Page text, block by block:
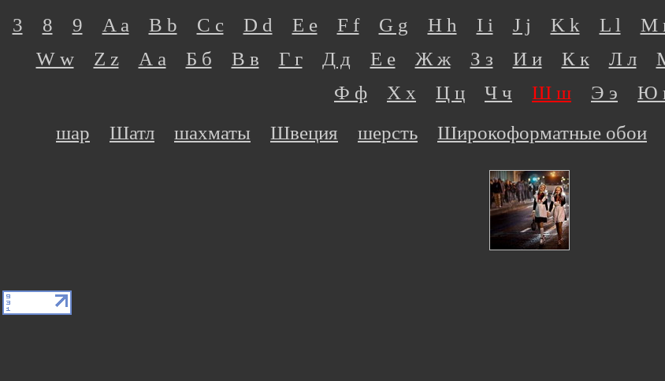
3 8 9 A a B b C c D d E e F f G g H h I i J j K k L l M
W w
Z z А а Б б В в Г г Д д Е е Ж ж З з И и К к Л л
Ф ф
Х х Ц ц Ч ч Ш ш Э э Ю
шар
Шатл шахматы Швеция шерсть Широкоформатные обои